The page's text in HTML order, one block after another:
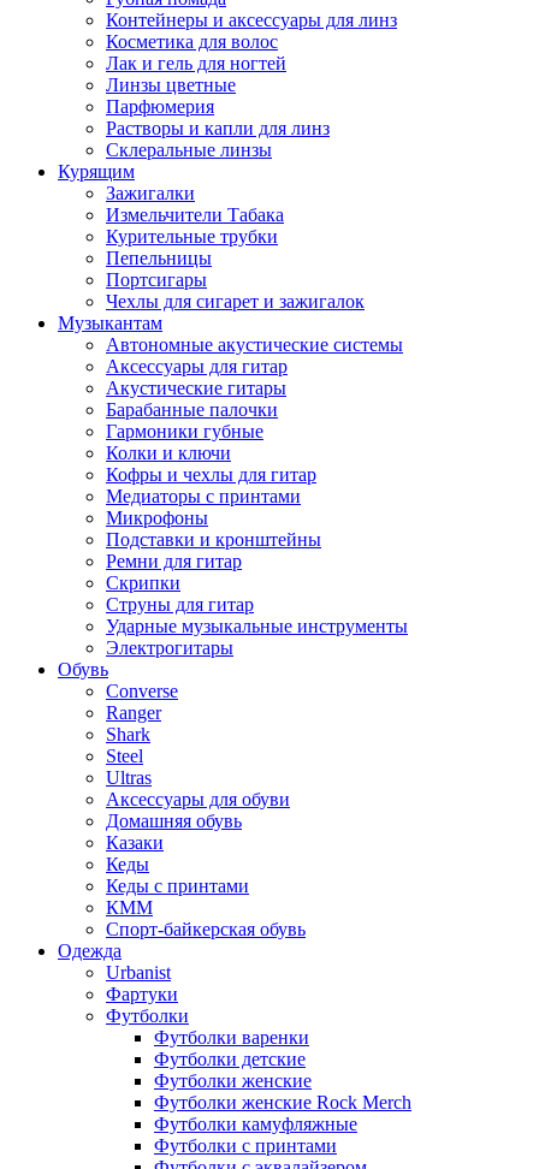
Контейнеры и аксессуары для линз
Косметика для волос
Лак и гель для ногтей
Линзы цветные
Парфюмерия
Растворы и капли для линз
Склеральные линзы
Курящим
Зажигалки
Измельчители Табака
Курительные трубки
Пепельницы
Портсигары
Чехлы для сигарет и зажигалок
Музыкантам
Автономные акустические системы
Аксессуары для гитар
Акустические гитары
Барабанные палочки
Гармоники губные
Колки и ключи
Кофры и чехлы для гитар
Медиаторы с принтами
Микрофоны
Подставки и кронштейны
Ремни для гитар
Скрипки
Струны для гитар
Ударные музыкальные инструменты
Электрогитары
Обувь
Converse
Ranger
Shark
Steel
Ultras
Аксессуары для обуви
Домашняя обувь
Казаки
Кеды
Кеды с принтами
КММ
Спорт-байкерская обувь
Одежда
Urbanist
Фартуки
Футболки
Футболки варенки
Футболки детские
Футболки женские
Футболки женские Rock Merch
Футболки камуфляжные
Футболки с принтами